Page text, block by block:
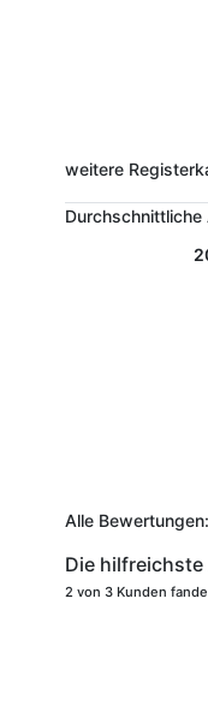
weitere
Alle Bewertungen:
Die
2 von 3 Kunden